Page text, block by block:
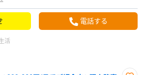
電話する
活